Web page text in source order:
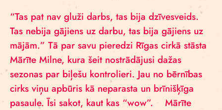
“Tas pat nav gluži darbs, tas bija dzīvesveids.
Tas nebija gājiens uz darbu, tas bija gājiens uz
mājām.” Tā par savu pieredzi Rīgas cirkā stāsta
Mārīte Milne, kura šeit nostrādājusi dažas
sezonas par biļešu kontrolieri. Jau no bērnības
cirks viņu apbūris kā neparasta un brīnišķīga
pasaule. Īsi sakot, kaut kas “wow”. Mārīte